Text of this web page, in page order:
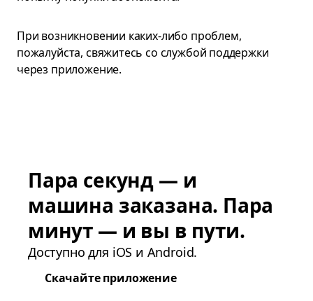
При возникновении каких-либо проблем,
пожалуйста, свяжитесь со службой поддержки
через приложение.
Пара секунд — и
машина заказана. Пара
минут — и вы в пути.
Доступно для iOS и Android.
Скачайте приложение